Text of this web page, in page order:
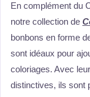
En complément du
notre collection de
bonbons en forme
sont idéaux pour
coloriages. Avec
distinctives, ils sont